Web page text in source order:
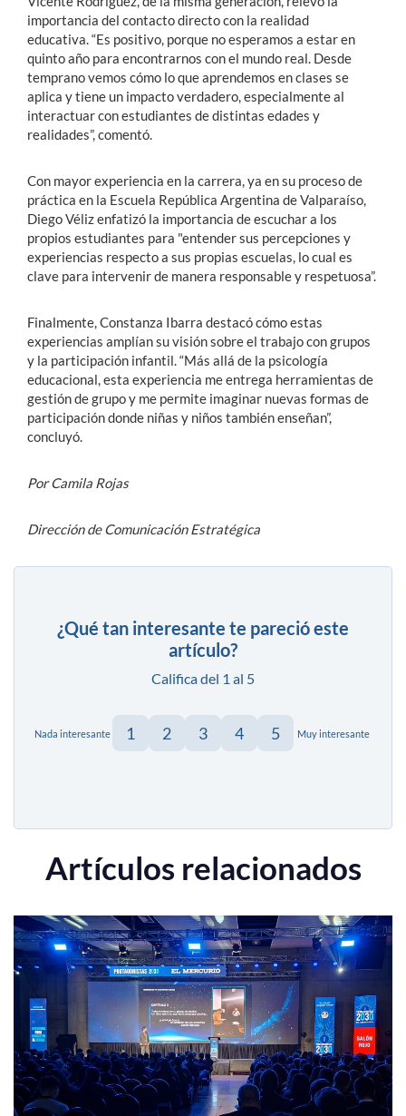
importancia del contacto directo con la realidad
educativa. “Es positivo, porque no esperamos a estar en
quinto año para encontrarnos con el mundo real. Desde
temprano vemos cómo lo que aprendemos en clases se
aplica y tiene un impacto verdadero, especialmente al
interactuar con estudiantes de distintas edades y
realidades”, comentó.
Con mayor experiencia en la carrera, ya en su proceso de
práctica en la Escuela República Argentina de Valparaíso,
Diego Véliz enfatizó la importancia de escuchar a los
propios estudiantes para "entender sus percepciones y
experiencias respecto a sus propias escuelas, lo cual es
clave para intervenir de manera responsable y respetuosa”.
Finalmente, Constanza Ibarra destacó cómo estas
experiencias amplían su visión sobre el trabajo con grupos
y la participación infantil. “Más allá de la psicología
educacional, esta experiencia me entrega herramientas de
gestión de grupo y me permite imaginar nuevas formas de
participación donde niñas y niños también enseñan”,
concluyó.
Por Camila Rojas
Dirección de Comunicación Estratégica
¿Qué tan interesante te pareció este
artículo?
Califica del 1 al 5
Nada interesante 1 2 3 4 5 Muy interesante
Artículos relacionados